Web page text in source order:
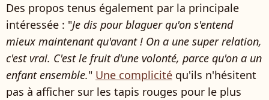
Des propos tenus également par la principale
intéressée : "Je dis pour blaguer qu'on s'entend
mieux maintenant qu'avant ! On a une super relation,
c'est vrai. C'est le fruit d'une volonté, parce qu'on a un
enfant ensemble." Une complicité qu'ils n'hésitent
pas à afficher sur les tapis rouges pour le plus